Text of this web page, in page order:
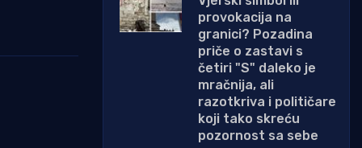
provokacija na
granici? Pozadina
priče o zastavi s
četiri "S" daleko je
mračnija, ali
razotkriva i političare
koji tako skreću
pozornost sa sebe